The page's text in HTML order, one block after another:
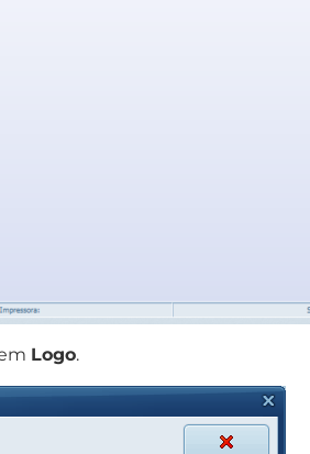
Logo.